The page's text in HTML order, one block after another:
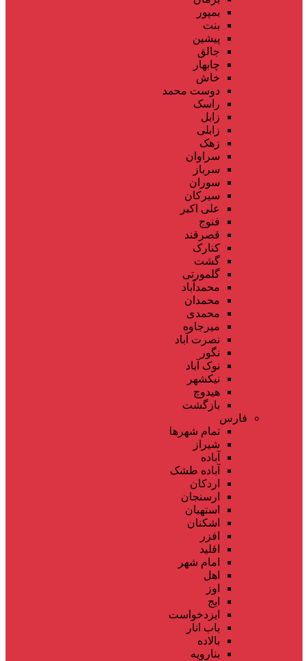
بمپور
بنت
پیشین
جالق
چابهار
خاش
دوست محمد
راسک
زابل
زابلی
زهک
سراوان
سرباز
سوران
سیرکان
علی اکبر
فنوج
قصرقند
کنارک
گشت
گلمورتی
محمدآباد
محمدان
محمدی
میرجاوه
نصرت آباد
نگور
نوک آباد
نیکشهر
هیدوچ
بازگشت
فارس
تمام شهر‌ها
شیراز
آباده
آباده طشک
اردکان
ارسنجان
استهبان
اشکنان
افزر
اقلید
امام شهر
اهل
اوز
ایج
ایزدخواست
باب انار
بالاده
بنارویه